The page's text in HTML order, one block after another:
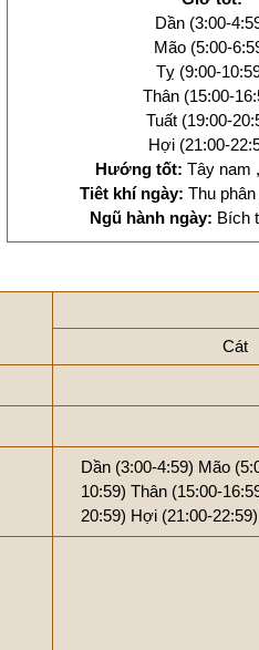
Dần (3:00-
Mão (5:00-
Tỵ (9:00-
Thân (15:00-
Tuất (19:00-
Hợi (21:00-
Hướng tốt: Tây nam
Tiêt khí ngày: Thu
Ngũ hành ngày: Bích
Cát
Dần (3:00-4:59) Mão
10:59) Thân (15:00-
20:59) Hợi (21:00-22:59)